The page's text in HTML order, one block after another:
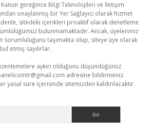
Kanun gereğince Bilgi Teknolojileri ve İletişim
onaylanmış bir Yer Sağlayıcı olarak hizmet
sitedeki içerikleri proaktif olarak denetleme
bulunmamaktadır. Ancak, üyelerimiz
sorumluluğunu taşımakta olup, siteye üye olarak
etmiş sayılırlar.
aykırı olduğunu düşündüğünüz
adresine bildirmeniz
yasal süre içerisinde sitemizden kaldırılacaktır.